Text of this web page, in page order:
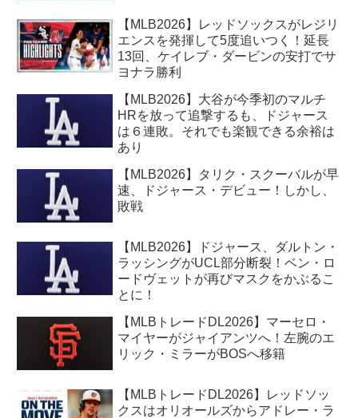
【MLB2026】レッドソックスがレジリ
エンスを発揮して5度追いつく！延長
13回、ケイレブ・ダービンの安打でサ
ヨナラ勝利
【MLB2026】大谷が今季初のマルチ
HRを放って追撃するも、ドジャース
は６連敗。それでも楽観できる余裕は
あり
【MLB2026】タリク・スクーバルが早
速、ドジャース・デビュー！しかし、
敗戦
【MLB2026】ドジャース、ダルトン・
ラッシングがUCL部分断裂！ベン・ロ
ードヴェットが再びマスクをかぶるこ
とに！
【MLBトレードDL2026】マーセロ・
マイヤーがジャイアンツへ！左腕のエ
リック・ミラーがBOSへ移籍
【MLBトレードDL2026】レッドソッ
クスはオリオールズからアドレー・ラ